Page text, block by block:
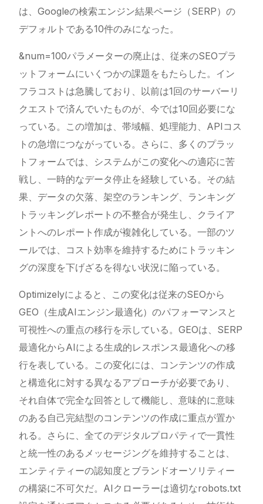
は、Googleの検索エンジン結果ページ（SERP）の
デフォルトである10件のみになった。
&num=100パラメーターの廃止は、従来のSEOプラ
ットフォームにいくつかの課題をもたらした。イン
フラコストは急騰しており、以前は1回のサーバーリ
クエストで済んでいたものが、今では10回必要にな
っている。この増加は、帯域幅、処理能力、APIコス
トの急増につながっている。さらに、多くのプラッ
トフォームでは、システムがこの変化への適応に苦
戦し、一時的なデータ停止を経験している。その結
果、データの欠落、架空のランキング、ランキング
トラッキングレポートの不整合が発生し、クライア
ントへのレポート作成が複雑化している。一部のツ
ールでは、コスト効率を維持するためにトラッキン
グの深度を下げざるを得ない状況に陥っている。
Optimizelyによると、この変化は従来のSEOから
GEO（生成AIエンジン最適化）のパフォーマンスと
可視性への重点の移行を示している。GEOは、SERP
最適化からAIによる生成的レスポンス最適化への移
行を表している。この変化には、コンテンツの作成
と構造化に対する異なるアプローチが必要であり、
それ自体で完全な回答として機能し、意味的に意味
のある自己完結型のコンテンツの作成に重点が置か
れる。さらに、全てのデジタルプロパティで一貫性
と統一性のあるメッセージングを維持することは、
エンティティーの認知度とブランドオーソリティー
の構築に不可欠だ。AIクローラーは適切なrobots.txt